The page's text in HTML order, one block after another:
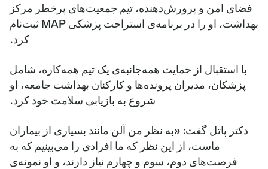
فضای امن و پرورش‌دهنده، تیم جمعیت‌های پرخطر مرکز
بهداشت، او را در برنامه‌ی استراحت پزشکی MAP ثبت‌نام
کرد.
با استقبال از حمایت همه‌جانبه‌ی یک تیم همه‌کاره، شامل
پزشکان، مدیران پرونده‌ها و کارکنان بهداشت جامعه، او
شروع به بازیابی سلامت خود کرد.
دکتر پاتل گفت: «به نظر من آلن مانند بسیاری از بیماران
ماست، از این نظر که ما افرادی را می‌بینیم که به
فرصت‌های دوم، سوم و چهارم نیاز دارند، و او نمونه‌ی